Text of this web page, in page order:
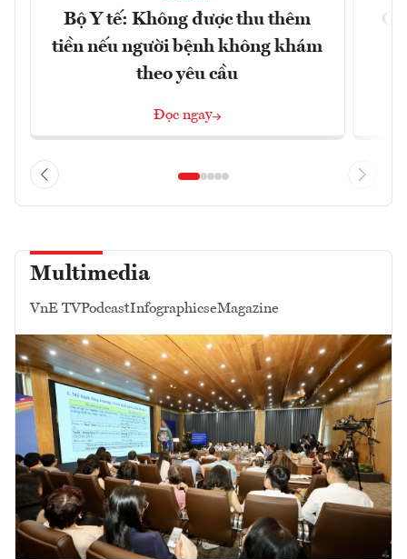
Bộ Y tế: Không được thu thêm
tiền nếu người bệnh không khám
theo yêu cầu
Đọc ngay
Multimedia
VnE TVPodcastInfographicseMagazine